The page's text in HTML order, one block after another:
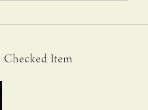
Checked Item